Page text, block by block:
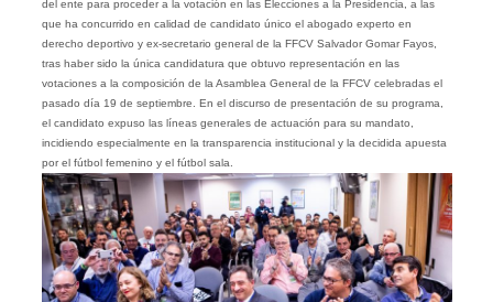
del ente para proceder a la votación en las Elecciones a la Presidencia, a las
que ha concurrido en calidad de candidato único el abogado experto en
derecho deportivo y ex-secretario general de la FFCV Salvador Gomar Fayos,
tras haber sido la única candidatura que obtuvo representación en las
votaciones a la composición de la Asamblea General de la FFCV celebradas el
pasado día 19 de septiembre. En el discurso de presentación de su programa,
el candidato expuso las líneas generales de actuación para su mandato,
incidiendo especialmente en la transparencia institucional y la decidida apuesta
por el fútbol femenino y el fútbol sala.